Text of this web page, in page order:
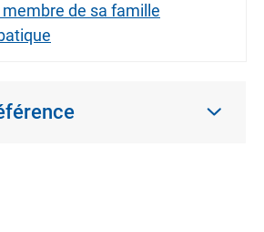
membre de sa famille